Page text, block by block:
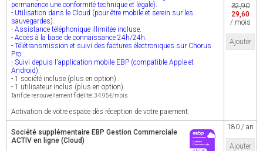
permanence une conformité technique et légale).
- Utilisation dans le Cloud (pour être mobile et serein sur les
sauvegardes).
- Assistance téléphonique illimitée incluse.
- Accès à la base de connaissance 24h/24h.
- Télétransmission et suivi des factures électroniques sur Chorus
Pro.
- Suivi depuis l'application mobile EBP (compatible Apple et
Android).
- 1 société incluse (plus en option).
- 1 utilisateur inclus (plus en option).
Tarif de renouvellement fidélité: 34.95€/mois
Activation de votre espace dès réception de votre paiement.
32,90
29,60
/ mois
Ajouter
Société supplémentaire EBP Gestion Commerciale
ACTIV en ligne (Cloud)
180 / an
Ajouter